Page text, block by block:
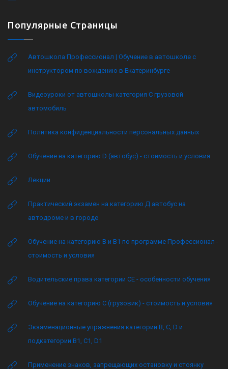
Популярные Страницы
Автошкола Профессионал | Обучение в автошколе с
инструктором по вождению в Екатеринбурге
Видеоуроки от автошколы категория C грузовой
автомобиль
Политика конфиденциальности персональных данных
Обучение на категорию D (автобус) - стоимость и условия
Лекции
Практический экзамен на категорию Д автобус на
автодроме и в городе
Обучение на категорию B и B1 по программе Профессионал -
стоимость и условия
Водительские права категории CE - особенности обучения
Обучение на категорию C (грузовик) - стоимость и условия
Экзаменационные упражнения категории B, C, D и
подкатегории B1, C1, D1
Применение знаков, запрещающих остановку и стоянку